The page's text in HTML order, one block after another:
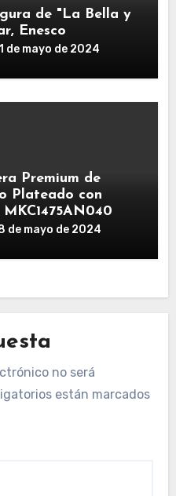
de "La Bella y
Enesco
de mayo de 2024
Premium de
Plateado con
de mayo de 2024
no será
están marcados